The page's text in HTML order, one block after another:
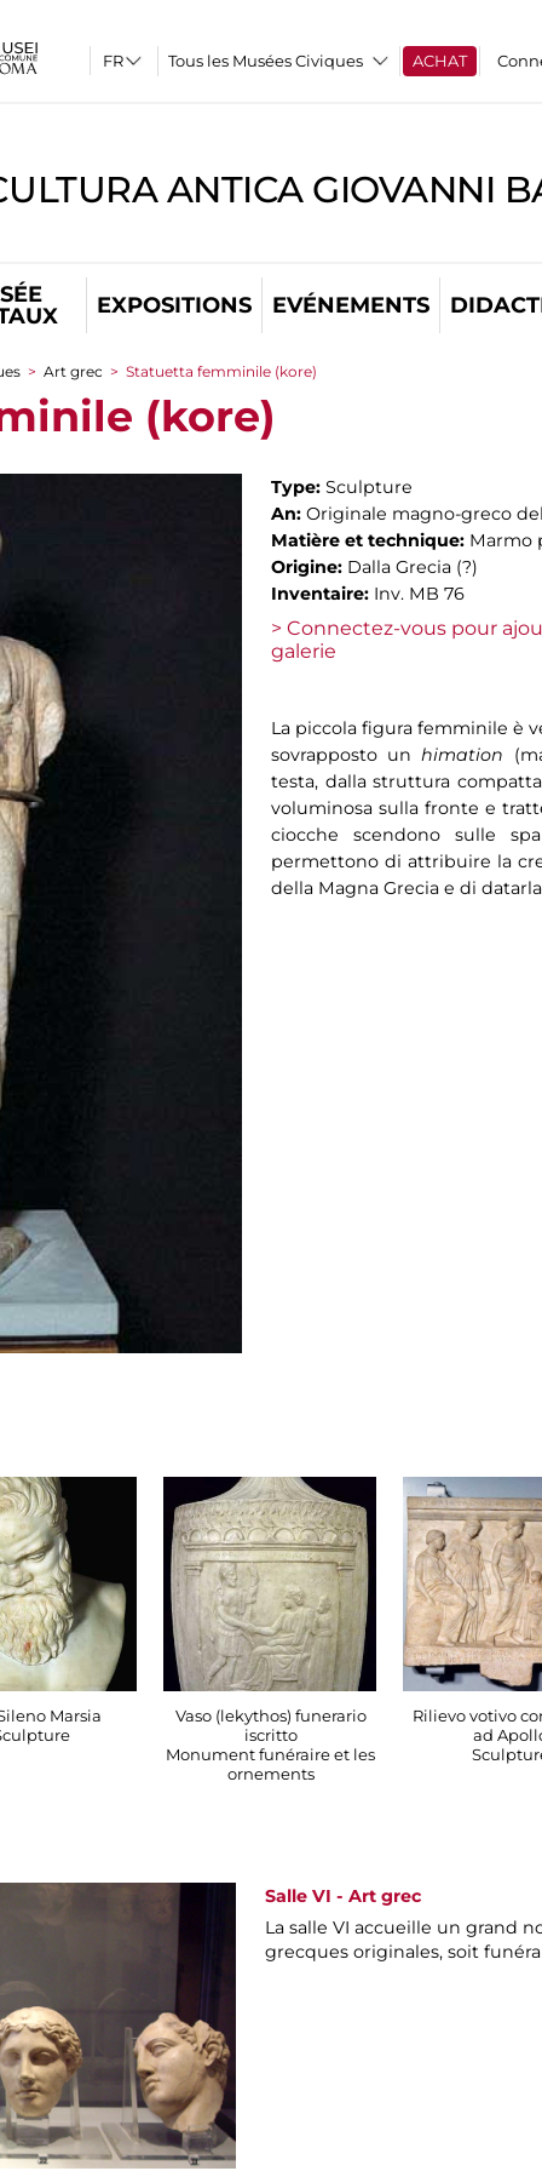
Tous les Musées Civiques ACHAT
ANTICA GIOVANNI
EXPOSITIONS EVÉNEMENTS
> Art grec > Statuetta femminile (kore)
(kore)
Type: Sculpture
An: Originale magno-greco
Matière et technique: Marmo
Origine: Dalla Grecia (?)
Inventaire: Inv. MB 76
> Connectez-vous pour
galerie
La piccola figura femminile è
sovrapposto unhimation
testa, dalla struttura
voluminosa sulla fronte e
ciocche scendono sulle
permettono di attribuire la
della Magna Grecia e di
Marsia
Vaso (lekythos) funerario
iscritto
Monument funéraire et les
ornements
Rilievo votivo
ad
Salle VI - Art grec
La salle VI accueille un grand
grecques originales, soit